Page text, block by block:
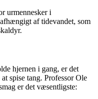
urmennesker i
af tidevandet, som
hjernen i gang, er det
spise tang. Professor Ole
er det væsentligste: